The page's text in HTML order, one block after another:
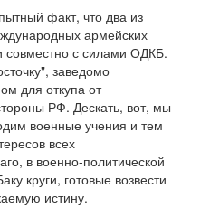
факт, что два из
армейских
совместно с силами ОДКБ.
заведомо
для откупа от
РФ. Дескать, вот, мы
военные учения и тем
всех
в военно-политической
круги, готовые возвести
истину.